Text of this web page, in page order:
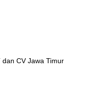
CV Jawa Timur